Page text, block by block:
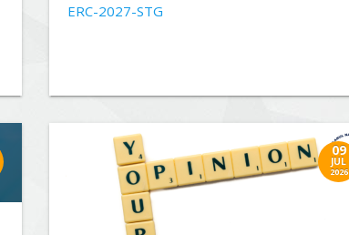
ERC-2027-STG
09
JUL
2026